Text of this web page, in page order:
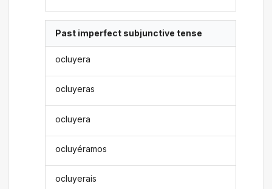
Past imperfect subjunctive tense
ocluyera
ocluyeras
ocluyera
ocluyéramos
ocluyerais